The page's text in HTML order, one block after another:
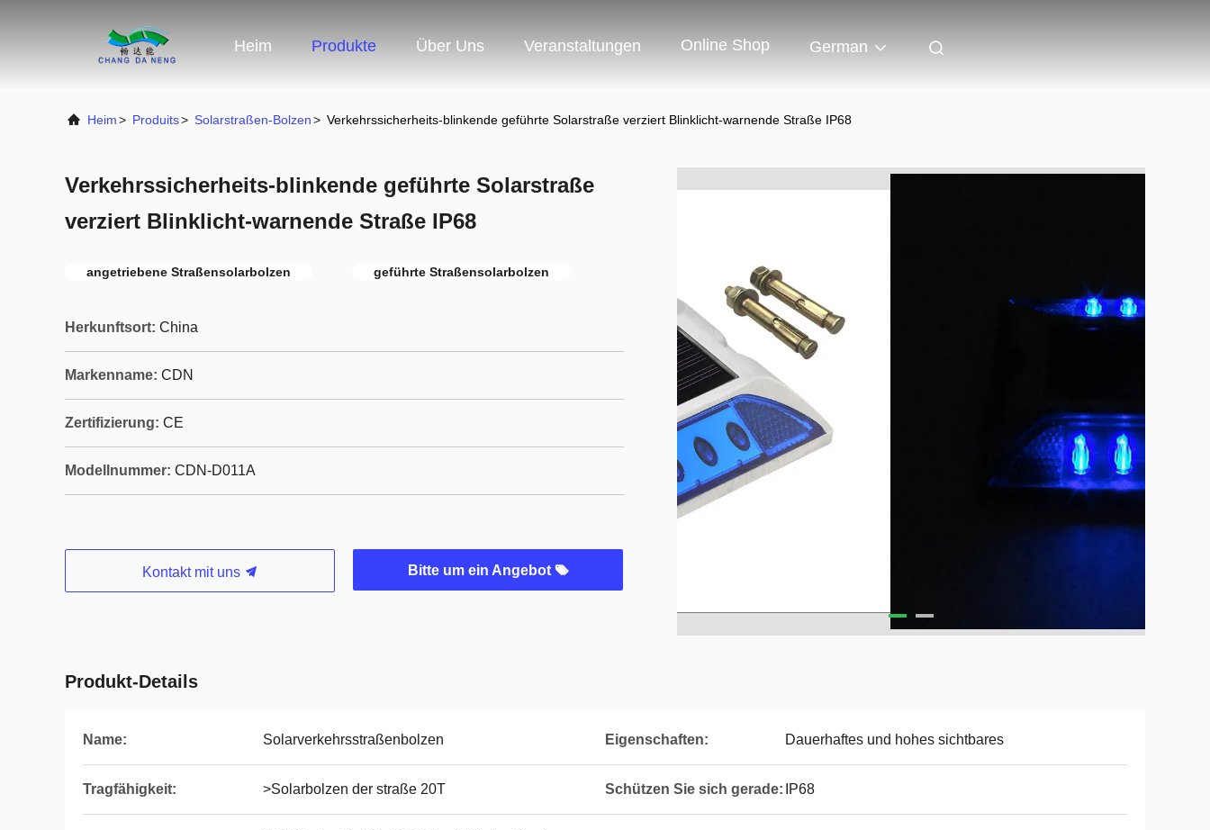
Heim Produkte Über Uns Veranstaltungen Online Shop German
Heim> Produits> Solarstraßen-Bolzen> Verkehrssicherheits-blinkende geführte Solarstraße verziert Blinklicht-warnende Straße IP68
Verkehrssicherheits-blinkende geführte Solarstraße
verziert Blinklicht-warnende Straße IP68
angetriebene Straßensolarbolzen geführte Straßensolarbolzen
Herkunftsort: China
Markenname: CDN
Zertifizierung: CE
Modellnummer: CDN-D011A
Kontakt mit uns Bitte um ein Angebot
Produkt-Details
Name: Solarverkehrsstraßenbolzen Eigenschaften: Dauerhaftes und hohes sichtbares
Tragfähigkeit: >Solarbolzen der straße 20T Schützen Sie sich gerade: IP68